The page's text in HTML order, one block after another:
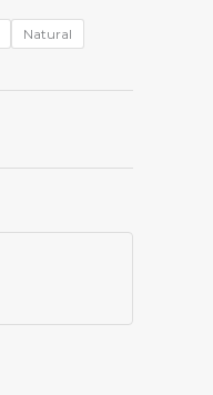
Natural